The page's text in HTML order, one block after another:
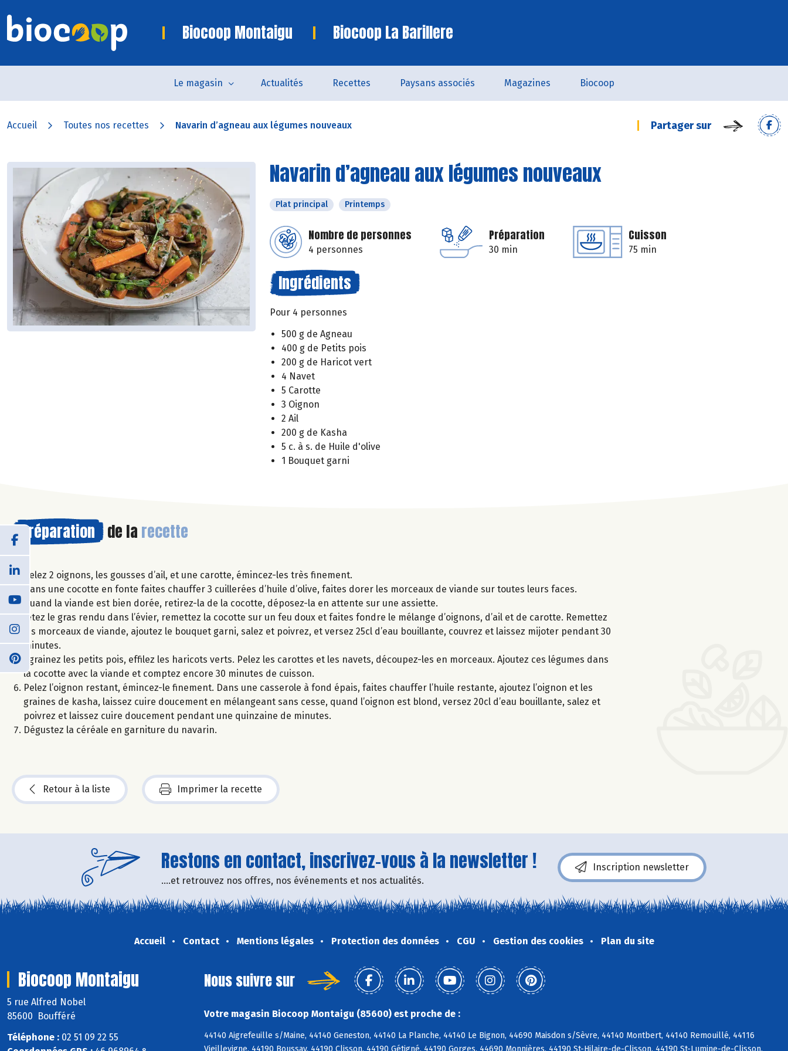
Biocoop Montaigu Biocoop La Barillere
Le magasin Actualités Recettes Paysans associés Magazines Biocoop
Accueil Toutes nos recettes Navarin d’agneau aux légumes nouveaux Partager sur
Navarin d’agneau aux légumes nouveaux
Plat principal Printemps
Nombre de personnes
4 personnes
Préparation
30 min
Cuisson
75 min
Ingrédients
Pour 4 personnes
500 g de Agneau
400 g de Petits pois
200 g de Haricot vert
4 Navet
5 Carotte
3 Oignon
2 Ail
200 g de Kasha
5 c. à s. de Huile d'olive
1 Bouquet garni
Préparation de la recette
Pelez 2 oignons, les gousses d’ail, et une carotte, émincez-les très finement.
Dans une cocotte en fonte faites chauffer 3 cuillerées d’huile d’olive, faites dorer les morceaux de viande sur toutes leurs faces.
Quand la viande est bien dorée, retirez-la de la cocotte, déposez-la en attente sur une assiette.
Jetez le gras rendu dans l’évier, remettez la cocotte sur un feu doux et faites fondre le mélange d’oignons, d’ail et de carotte. Remettez
les morceaux de viande, ajoutez le bouquet garni, salez et poivrez, et versez 25cl d’eau bouillante, couvrez et laissez mijoter pendant 30
minutes.
Egrainez les petits pois, effilez les haricots verts. Pelez les carottes et les navets, découpez-les en morceaux. Ajoutez ces légumes dans
la cocotte avec la viande et comptez encore 30 minutes de cuisson.
Pelez l’oignon restant, émincez-le finement. Dans une casserole à fond épais, faites chauffer l’huile restante, ajoutez l’oignon et les
graines de kasha, laissez cuire doucement en mélangeant sans cesse, quand l’oignon est blond, versez 20cl d’eau bouillante, salez et
poivrez et laissez cuire doucement pendant une quinzaine de minutes.
Dégustez la céréale en garniture du navarin.
Retour à la liste Imprimer la recette
Restons en contact, inscrivez-vous à la newsletter !
....et retrouvez nos offres, nos événements et nos actualités.
Inscription newsletter
Accueil Contact Mentions légales Protection des données CGU Gestion des cookies Plan du site
Biocoop Montaigu
5 rue Alfred Nobel
85600 Boufféré
Téléphone : 02 51 09 22 55
Nous suivre sur
Votre magasin Biocoop Montaigu (85600) est proche de :
44140 Aigrefeuille s/Maine, 44140 Geneston, 44140 La Planche, 44140 Le Bignon, 44690 Maisdon s/Sèvre, 44140 Montbert, 44140 Remouillé, 44116
Vieillevigne, 44190 Boussay, 44190 Clisson, 44190 Gétigné, 44190 Gorges, 44690 Monnières, 44190 St-Hilaire-de-Clisson, 44190 St-Lumine-de-Clisson,